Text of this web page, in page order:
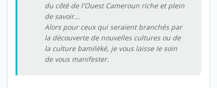
du côté de l'Ouest Cameroun riche et plein
de savoir...
Alors pour ceux qui seraient branchés par
la découverte de nouvelles cultures ou de
la culture bamiléké, je vous laisse le soin
de vous manifester.